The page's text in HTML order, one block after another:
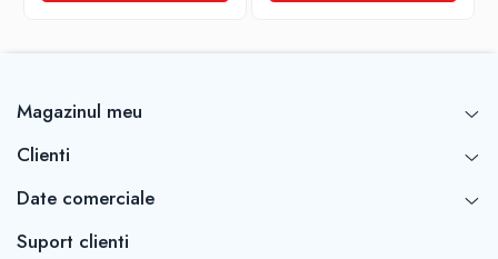
Magazinul meu
Clienti
Date comerciale
Suport clienti